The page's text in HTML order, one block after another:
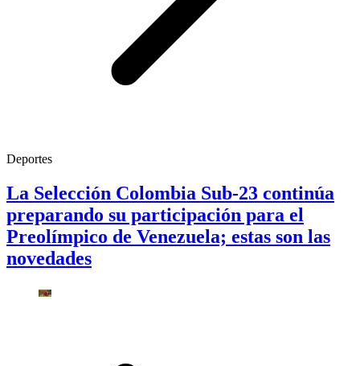
Deportes
La Selección Colombia Sub-23 continúa
preparando su participación para el
Preolímpico de Venezuela; estas son las
novedades